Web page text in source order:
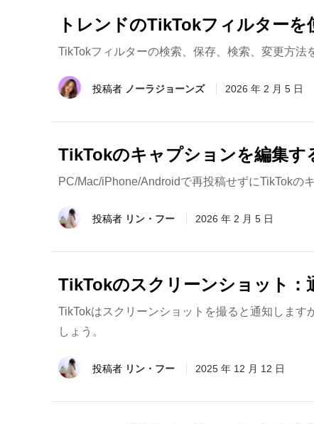
トレンドのTikTokフィルター
TikTokフィルターの検索、保存、検索、変更方法
投稿者 ノーラジョーンズ 2026 年 2 月 5 日
TikTokのキャプションを編集す
PC/Mac/iPhone/Androidで再投稿せずにTikTokの
投稿者 リン・フー 2026 年 2 月 5 日
TikTokのスクリーンショット：
TikTokはスクリーンショットを撮ると通知しま
しょう。
投稿者 リン・フー 2025 年 12 月 12 日